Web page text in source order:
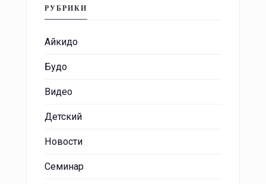
РУБРИКИ
Айкидо
Будо
Видео
Детский
Новости
Семинар